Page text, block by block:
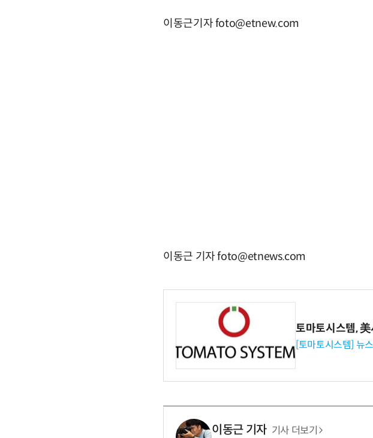
이동근기자 foto@etnew.com
이동근 기자 foto@etnews.com
토마토시스템,
[토마토시스템] 뉴
이동근 기자 기사 더보기